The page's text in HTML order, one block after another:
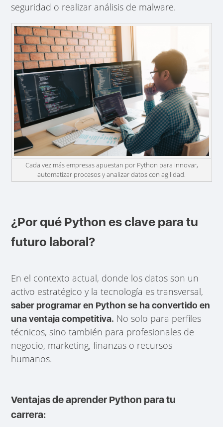
seguridad o realizar análisis de malware.
Cada vez más empresas apuestan por Python para innovar,
automatizar procesos y analizar datos con agilidad.
¿Por qué Python es clave para tu
futuro laboral?
En el contexto actual, donde los datos son un
activo estratégico y la tecnología es transversal,
saber programar en Python se ha convertido en
una ventaja competitiva. No solo para perfiles
técnicos, sino también para profesionales de
negocio, marketing, finanzas o recursos
humanos.
Ventajas de aprender Python para tu
carrera: